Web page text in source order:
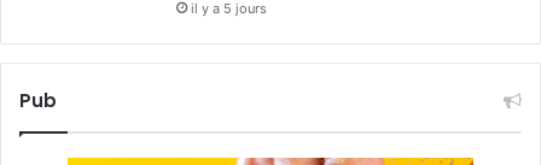
il y a 5 jours
Pub